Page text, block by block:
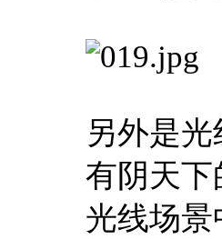
另外是
有阴天
光线场景